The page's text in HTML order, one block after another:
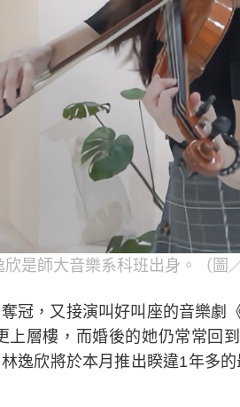
欣是師大音樂系科班出身。（圖
冠，又接演叫好叫座的音樂劇
上層樓，而婚後的她仍常常回
逸欣將於本月推出睽違1年多